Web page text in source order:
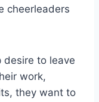
cheerleaders
desire to leave
work,
they want to